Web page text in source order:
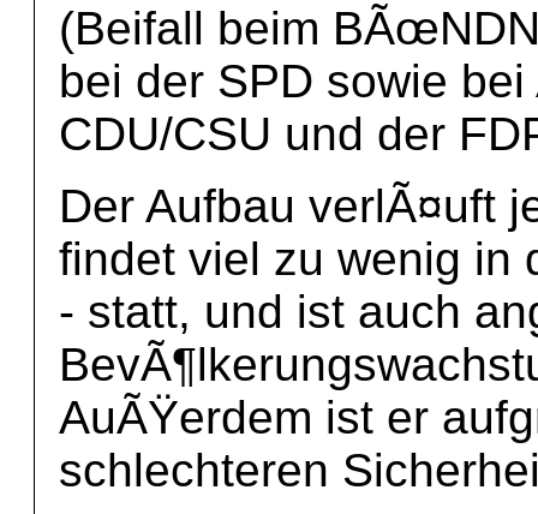
(Beifall beim
bei der SPD sowie
CDU/CSU und der
Der Aufbau verlÃ¤uft
findet viel zu wenig in
- statt, und ist auch
AuÃŸerdem ist er
schlechteren